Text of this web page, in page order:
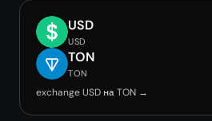
USD
USD
TON
TON
exchange USD на TON →